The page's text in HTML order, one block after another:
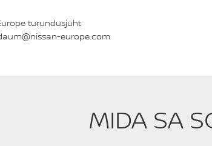
turundusjuht
europe.com
MIDA SA